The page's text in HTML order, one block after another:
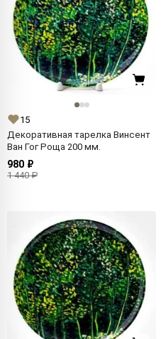
15
Декоративная тарелка Винсент
Ван Гог Роща 200 мм.
980 ₽
1 440 ₽